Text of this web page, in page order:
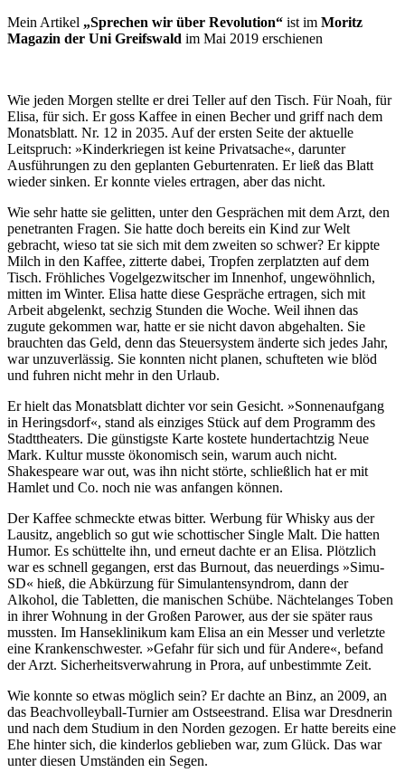
Mein Artikel „Sprechen wir über Revolution“ ist im Moritz
Magazin der Uni Greifswald im Mai 2019 erschienen
Wie jeden Morgen stellte er drei Teller auf den Tisch. Für Noah, für
Elisa, für sich. Er goss Kaffee in einen Becher und griff nach dem
Monatsblatt. Nr. 12 in 2035. Auf der ersten Seite der aktuelle
Leitspruch: »Kinderkriegen ist keine Privatsache«, darunter
Ausführungen zu den geplanten Geburtenraten. Er ließ das Blatt
wieder sinken. Er konnte vieles ertragen, aber das nicht.
Wie sehr hatte sie gelitten, unter den Gesprächen mit dem Arzt, den
penetranten Fragen. Sie hatte doch bereits ein Kind zur Welt
gebracht, wieso tat sie sich mit dem zweiten so schwer? Er kippte
Milch in den Kaffee, zitterte dabei, Tropfen zerplatzten auf dem
Tisch. Fröhliches Vogelgezwitscher im Innenhof, ungewöhnlich,
mitten im Winter. Elisa hatte diese Gespräche ertragen, sich mit
Arbeit abgelenkt, sechzig Stunden die Woche. Weil ihnen das
zugute gekommen war, hatte er sie nicht davon abgehalten. Sie
brauchten das Geld, denn das Steuersystem änderte sich jedes Jahr,
war unzuverlässig. Sie konnten nicht planen, schufteten wie blöd
und fuhren nicht mehr in den Urlaub.
Er hielt das Monatsblatt dichter vor sein Gesicht. »Sonnenaufgang
in Heringsdorf«, stand als einziges Stück auf dem Programm des
Stadttheaters. Die günstigste Karte kostete hundertachtzig Neue
Mark. Kultur musste ökonomisch sein, warum auch nicht.
Shakespeare war out, was ihn nicht störte, schließlich hat er mit
Hamlet und Co. noch nie was anfangen können.
Der Kaffee schmeckte etwas bitter. Werbung für Whisky aus der
Lausitz, angeblich so gut wie schottischer Single Malt. Die hatten
Humor. Es schüttelte ihn, und erneut dachte er an Elisa. Plötzlich
war es schnell gegangen, erst das Burnout, das neuerdings »Simu-
SD« hieß, die Abkürzung für Simulantensyndrom, dann der
Alkohol, die Tabletten, die manischen Schübe. Nächtelanges Toben
in ihrer Wohnung in der Großen Parower, aus der sie später raus
mussten. Im Hanseklinikum kam Elisa an ein Messer und verletzte
eine Krankenschwester. »Gefahr für sich und für Andere«, befand
der Arzt. Sicherheitsverwahrung in Prora, auf unbestimmte Zeit.
Wie konnte so etwas möglich sein? Er dachte an Binz, an 2009, an
das Beachvolleyball-Turnier am Ostseestrand. Elisa war Dresdnerin
und nach dem Studium in den Norden gezogen. Er hatte bereits eine
Ehe hinter sich, die kinderlos geblieben war, zum Glück. Das war
unter diesen Umständen ein Segen.